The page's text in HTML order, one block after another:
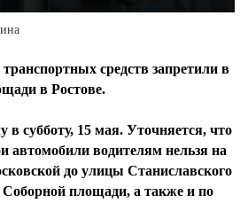
средств запретили в
в Ростове.
в субботу, 15 мая. Уточняется, что
автомобили водителям нельзя на
до улицы Станиславского
Соборной площади, а также и по